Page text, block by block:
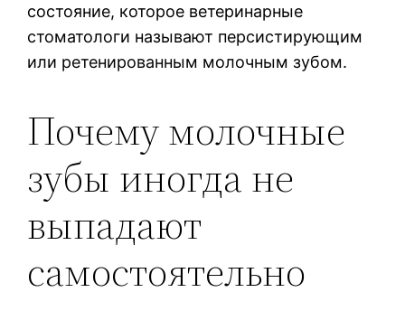
состояние, которое ветеринарные
стоматологи называют персистирующим
или ретенированным молочным зубом.
Почему молочные
зубы иногда не
выпадают
самостоятельно